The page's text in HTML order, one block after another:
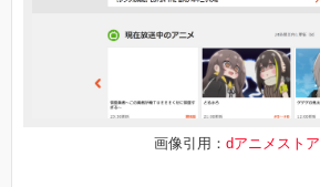
画像引用： dアニメストア